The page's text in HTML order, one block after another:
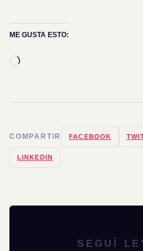
ME GUSTA ESTO:
Cargando...
COMPARTIR FACEBOOK
LINKEDIN
SEGUÍ